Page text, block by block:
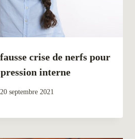
crise de nerfs pour
interne
20 septembre 2021